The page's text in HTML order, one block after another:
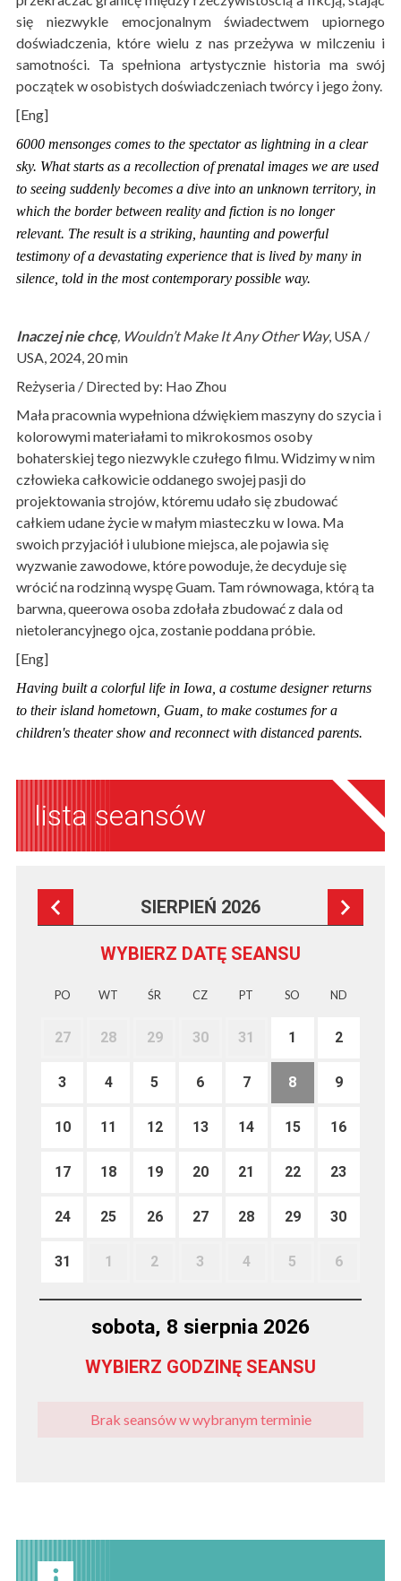
się niezwykle emocjonalnym świadectwem upiornego
doświadczenia, które wielu z nas przeżywa w milczeniu i
samotności. Ta spełniona artystycznie historia ma swój
początek w osobistych doświadczeniach twórcy i jego żony.
[Eng]
6000 mensonges comes to the spectator as lightning in a clear
sky. What starts as a recollection of prenatal images we are used
to seeing suddenly becomes a dive into an unknown territory, in
which the border between reality and fiction is no longer
relevant. The result is a striking, haunting and powerful
testimony of a devastating experience that is lived by many in
silence, told in the most contemporary possible way.
Inaczej nie chcę, Wouldn’t Make It Any Other Way, USA /
USA, 2024, 20 min
Reżyseria / Directed by: Hao Zhou
Mała pracownia wypełniona dźwiękiem maszyny do szycia i
kolorowymi materiałami to mikrokosmos osoby
bohaterskiej tego niezwykle czułego filmu. Widzimy w nim
człowieka całkowicie oddanego swojej pasji do
projektowania strojów, któremu udało się zbudować
całkiem udane życie w małym miasteczku w Iowa. Ma
swoich przyjaciół i ulubione miejsca, ale pojawia się
wyzwanie zawodowe, które powoduje, że decyduje się
wrócić na rodzinną wyspę Guam. Tam równowaga, którą ta
barwna, queerowa osoba zdołała zbudować z dala od
nietolerancyjnego ojca, zostanie poddana próbie.
[Eng]
Having built a colorful life in Iowa, a costume designer returns
to their island hometown, Guam, to make costumes for a
children's theater show and reconnect with distanced parents.
lista seansów
SIERPIEŃ 2026
WYBIERZ DATĘ SEANSU
PO WT ŚR CZ PT SO ND
27 28 29 30 31 1 2
3 4 5 6 7 8 9
10 11 12 13 14 15 16
17 18 19 20 21 22 23
24 25 26 27 28 29 30
31 1 2 3 4 5 6
sobota, 8 sierpnia 2026
WYBIERZ GODZINĘ SEANSU
Brak seansów w wybranym terminie